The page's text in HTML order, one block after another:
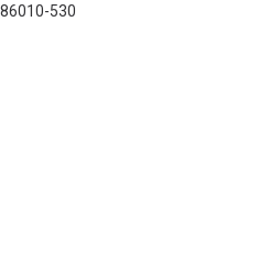
86010-530